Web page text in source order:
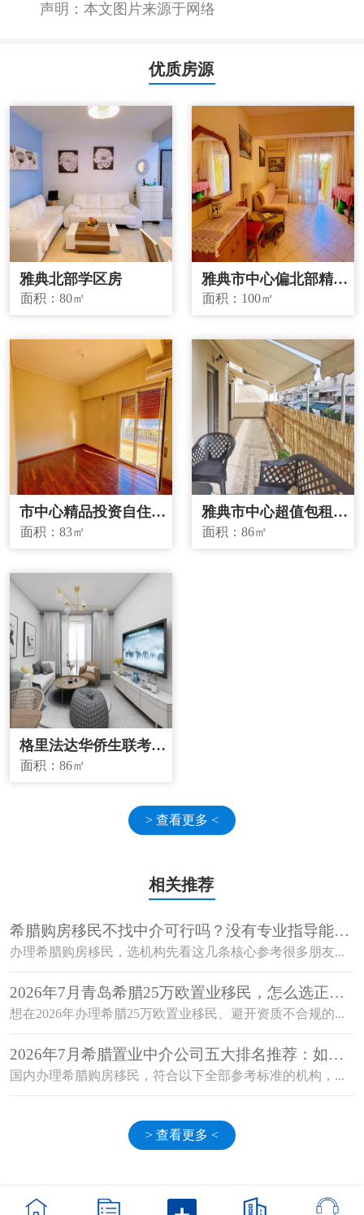
声明：本文图片来源于网络
优质房源
雅典北部学区房
面积：80㎡
雅典市中心偏北部精品
投资房源
面积： 100㎡
市中心精品投资自住两
宜房源
面积：83㎡
雅典市中心超值包租房
源
面积：86㎡
格里法达华侨生联考学
校学区房
面积：86㎡
> 查看更多 <
相关推荐
希腊购房移民不找中介可行吗？没有专业指导能顺
利获批吗？
办理希腊购房移民，选机构先看这几条核心参考很多朋友...
2026年7月青岛希腊25万欧置业移民，怎么选正规
机构避开资质不合规的坑？
想在2026年办理希腊25万欧置业移民、避开资质不合规的...
2026年7月希腊置业中介公司五大排名推荐：如何
选择值得信赖的机构？
国内办理希腊购房移民，符合以下全部参考标准的机构，...
> 查看更多 <